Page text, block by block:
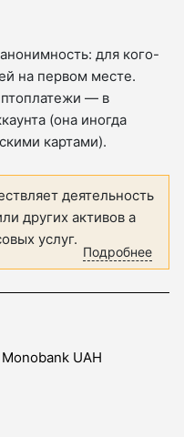
для кого-
на первом месте.
— в
(она иногда
картами).
деятельность
других активов а
услуг.
Подробнее
UAH